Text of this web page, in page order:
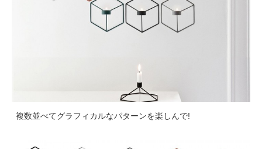
複数並べてグラフィカルなパターンを楽しんで!